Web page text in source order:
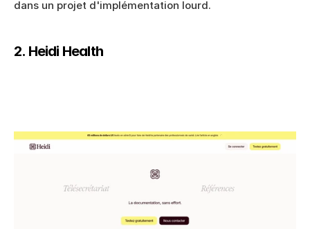
dans un projet d'implémentation lourd.
2. Heidi Health